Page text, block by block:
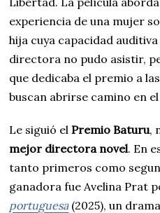
experiencia de una mujer
hija cuya capacidad
directora no pudo asistir,
que dedicaba el premio a
buscan abrirse camino en
Le siguió el Premio Baturu,
mejor directora novel. En
tanto primeros como
ganadora fue Avelina Prat
portuguesa(2025), un